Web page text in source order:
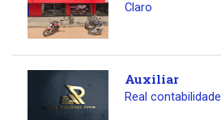
Claro
Auxiliar
Real contabilidade